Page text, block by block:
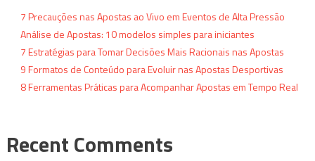
7 Precauções nas Apostas ao Vivo em Eventos de Alta Pressão
Análise de Apostas: 10 modelos simples para iniciantes
7 Estratégias para Tomar Decisões Mais Racionais nas Apostas
9 Formatos de Conteúdo para Evoluir nas Apostas Desportivas
8 Ferramentas Práticas para Acompanhar Apostas em Tempo Real
Recent Comments